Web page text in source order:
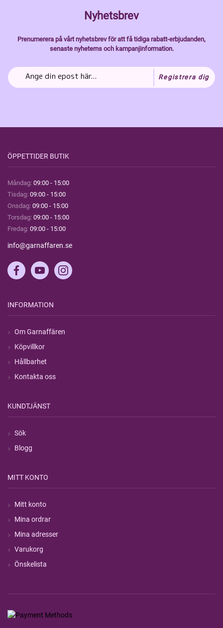
Nyhetsbrev
Prenumerera på vårt nyhetsbrev för att få tidiga rabatt-erbjudanden,
senaste nyheterns och kampanjinformation.
Registrera dig
ÖPPETTIDER BUTIK
Måndag: 09:00 - 15:00
Tisdag: 09:00 - 15:00
Onsdag: 09:00 - 15:00
Torsdag: 09:00 - 15:00
Fredag: 09:00 - 15:00
info@garnaffaren.se
INFORMATION
Om Garnaffären
Köpvillkor
Hållbarhet
Kontakta oss
KUNDTJÄNST
Sök
Blogg
MITT KONTO
Mitt konto
Mina ordrar
Mina adresser
Varukorg
Önskelista